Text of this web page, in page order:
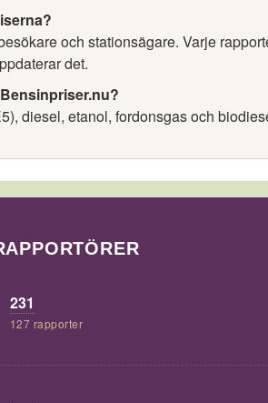
och stationsägare. Varje
det.
diesel, etanol, fordonsgas och
231
127 rapporter